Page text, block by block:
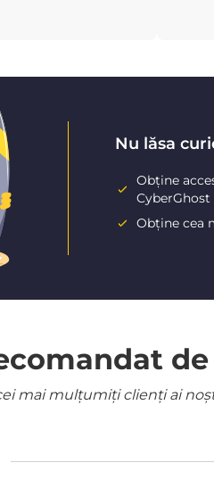
Nu lăsa
Obține
Obține cea
mai mulțumiți clienți ai